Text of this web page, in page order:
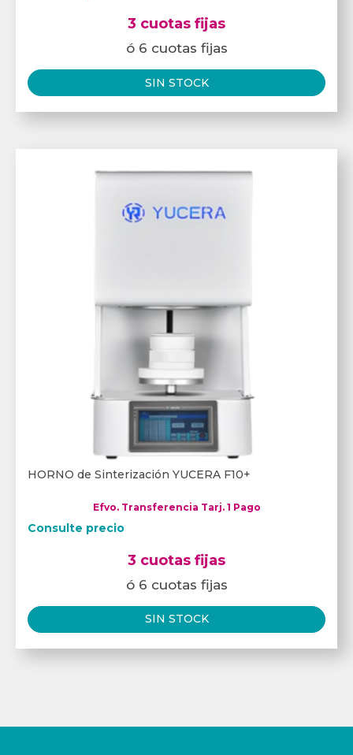
3 cuotas fijas
ó 6 cuotas fijas
SIN STOCK
HORNO de Sinterización YUCERA F10+
Efvo. Transferencia Tarj. 1 Pago
Consulte precio
3 cuotas fijas
ó 6 cuotas fijas
SIN STOCK